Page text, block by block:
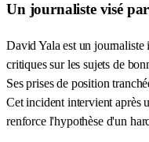
Un journaliste visé
David Yala est un journaliste
critiques sur les sujets de
Ses prises de position
Cet incident intervient après
renforce l'hypothèse d'un